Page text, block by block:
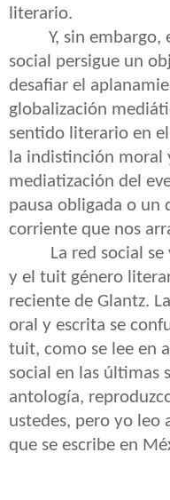
literario.
Y, sin embargo,
social persigue un
desafiar el
globalización
sentido literario en
la indistinción moral
mediatización del
pausa obligada o un
corriente que nos
La red social
y el tuit género
reciente de Glantz.
oral y escrita se
tuit, como se lee en
social en las últimas
antología,
ustedes, pero yo
que se escribe en